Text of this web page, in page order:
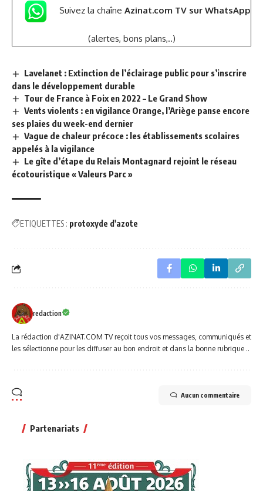
Suivez la chaîne Azinat.com TV sur WhatsApp
(alertes, bons plans,..)
Lavelanet : Extinction de l’éclairage public pour s’inscrire
dans le développement durable
Tour de France à Foix en 2022 – Le Grand Show
Vents violents : en vigilance Orange, l’Ariège panse encore
ses plaies du week-end dernier
Vague de chaleur précoce : les établissements scolaires
appelés à la vigilance
Le gîte d’étape du Relais Montagnard rejoint le réseau
écotouristique « Valeurs Parc »
ETIQUETTES : protoxyde d'azote
redaction
La rédaction d'AZINAT.COM TV reçoit tous vos messages, communiqués et
les sélectionne pour les diffuser au bon endroit et dans la bonne rubrique ..
Aucun commentaire
Partenariats